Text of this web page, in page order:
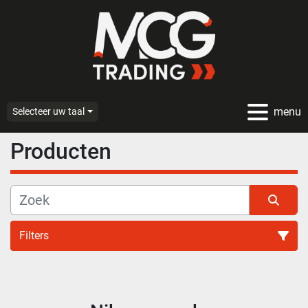
menu
Selecteer uw taal
Producten
Filters